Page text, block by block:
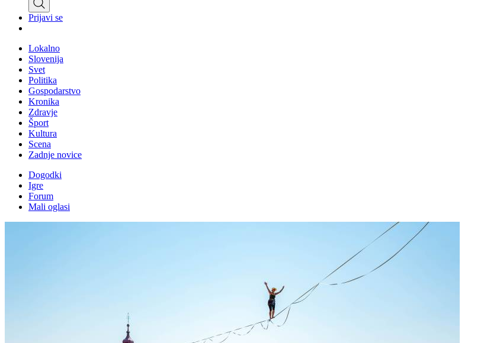
Prijavi se
Lokalno
Slovenija
Svet
Politika
Gospodarstvo
Kronika
Zdravje
Šport
Kultura
Scena
Zadnje novice
Dogodki
Igre
Forum
Mali oglasi